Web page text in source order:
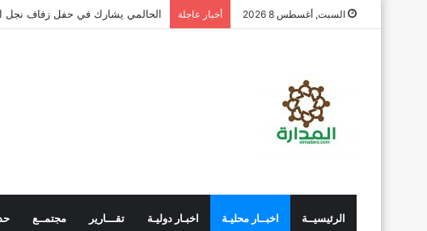
السبت, أغسطس 8 2026 أخبار عاجلة الحالمي يشارك في حفل زفاف نجل
الرئيسيــة اخبــار محليـة اخبـار دوليـة تقـــارير مجتمــع